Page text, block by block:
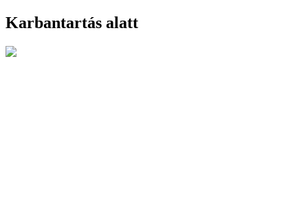
Karbantartás alatt